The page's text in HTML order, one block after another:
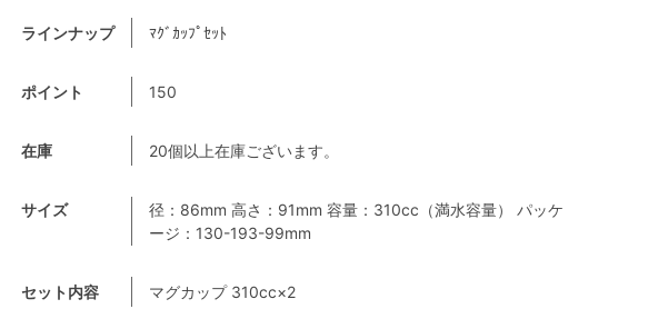
ラインナップ ﾏｸﾞｶｯﾌﾟｾｯﾄ
ポイント 150
在庫 20個以上在庫ございます。
サイズ
径：86mm 高さ：91mm 容量：310cc（満水容量） パッケ
ージ：130-193-99mm
セット内容 マグカップ 310cc×2